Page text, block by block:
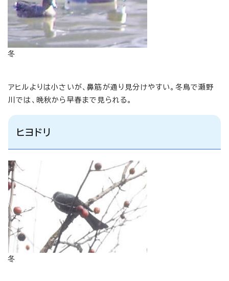
冬
アヒルよりは小さいが、鼻筋が通り見分けやすい。冬鳥で瀬野
川では、晩秋から早春まで見られる。
ヒヨドリ
冬